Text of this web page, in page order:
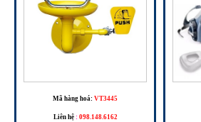
Mã hàng hoá: VT3445
Liên hệ : 098.148.6162